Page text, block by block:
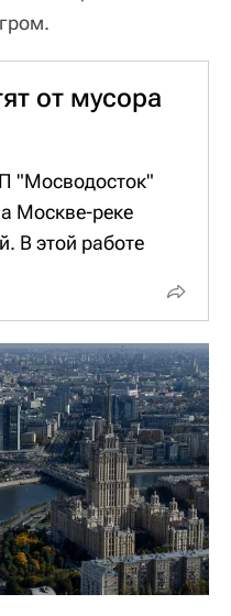
от мусора
"Мосводосток"
Москве-реке
В этой работе
реки в
Сити" до
ходу движения
мусор с
правило, не